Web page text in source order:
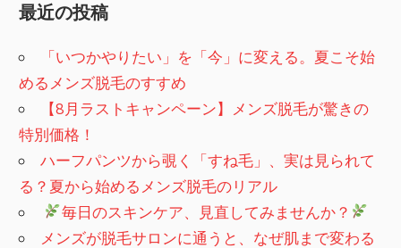
最近の投稿
「いつかやりたい」を「今」に変える。夏こそ始
めるメンズ脱毛のすすめ
【8月ラストキャンペーン】メンズ脱毛が驚きの
特別価格！
ハーフパンツから覗く「すね毛」、実は見られて
る？夏から始めるメンズ脱毛のリアル
毎日のスキンケア、見直してみませんか？
メンズが脱毛サロンに通うと、なぜ肌まで変わる